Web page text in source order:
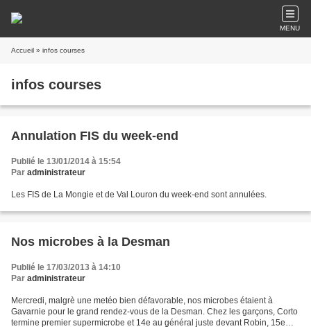
MENU
Accueil » infos courses
infos courses
Annulation FIS du week-end
Publié le 13/01/2014 à 15:54
Par administrateur
Les FIS de La Mongie et de Val Louron du week-end sont annulées.
Nos microbes à la Desman
Publié le 17/03/2013 à 14:10
Par administrateur
Mercredi, malgrè une metéo bien défavorable, nos microbes étaient à
Gavarnie pour le grand rendez-vous de la Desman. Chez les garçons, Corto
termine premier supermicrobe et 14e au général juste devant Robin, 15e